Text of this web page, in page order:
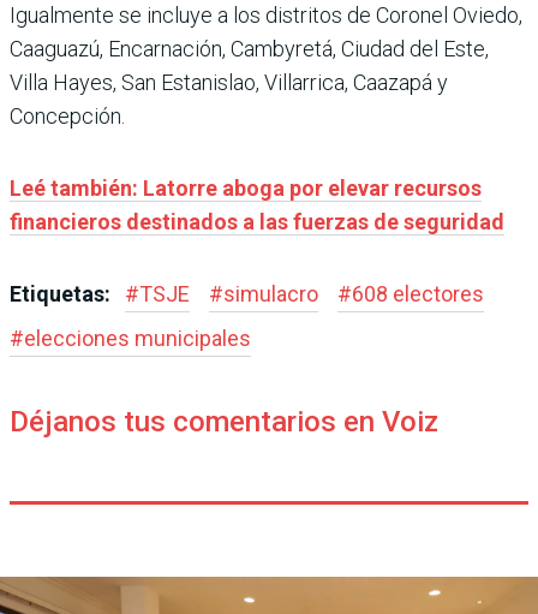
Igualmente se incluye a los distritos de Coronel Oviedo,
Caaguazú, Encarnación, Cambyretá, Ciudad del Este,
Villa Hayes, San Estanislao, Villarrica, Caazapá y
Concepción.
Leé también: Latorre aboga por elevar recursos
financieros destinados a las fuerzas de seguridad
Etiquetas: #TSJE #simulacro #608 electores
#elecciones municipales
Déjanos tus comentarios en Voiz